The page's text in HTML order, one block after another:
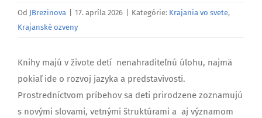
Od JBrezinova 17. apríla 2026 Kategórie: Krajania vo svete,
Krajanské ozveny
Knihy majú v živote detí nenahraditeľnú úlohu, najmä
pokiaľ ide o rozvoj jazyka a predstavivosti.
Prostredníctvom príbehov sa deti prirodzene zoznamujú
s novými slovami, vetnými štruktúrami a aj významom